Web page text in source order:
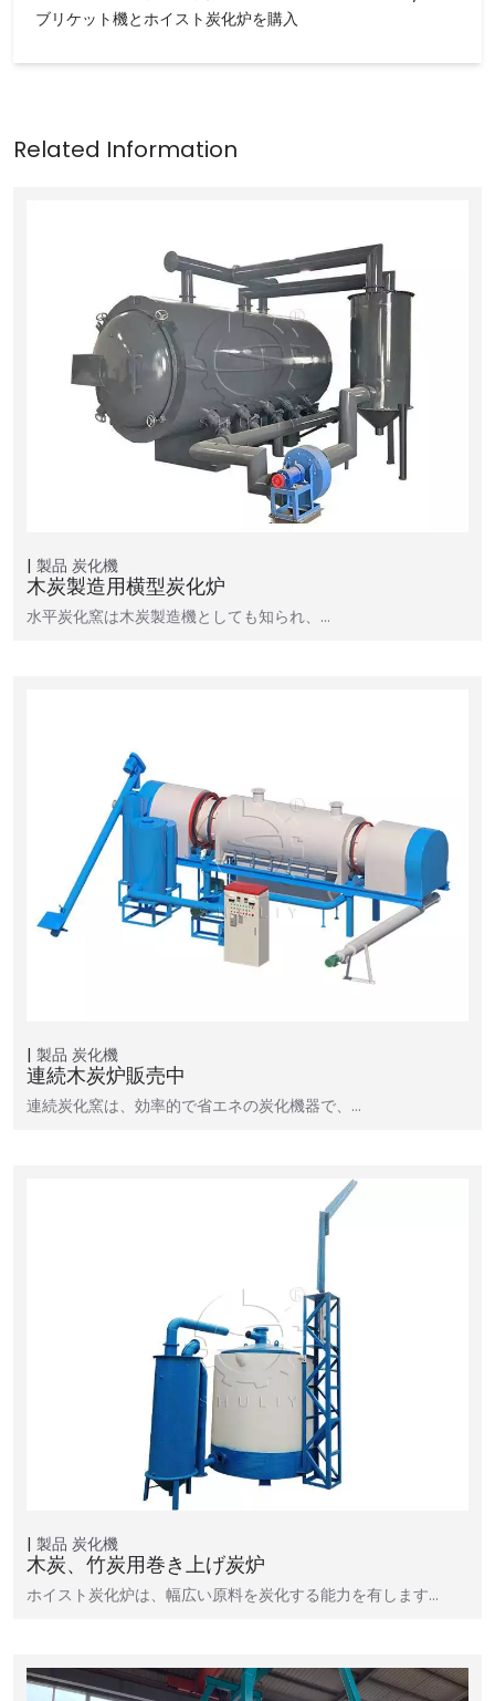
ブリケット機とホイスト炭化炉を購入
製品 炭化機
木炭製造用横型炭化炉
水平炭化窯は木炭製造機としても知られ、…
製品 炭化機
連続木炭炉販売中
連続炭化窯は、効率的で省エネの炭化機器で、…
製品 炭化機
木炭、竹炭用巻き上げ炭炉
ホイスト炭化炉は、幅広い原料を炭化する能力を有します…